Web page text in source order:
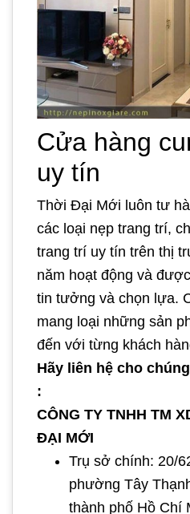
Cửa hàng
uy tín
Thời Đại Mới luôn tư
các loại nẹp trang trí,
trang trí uy tín trên thị
năm hoạt động và
tin tưởng và chọn lựa.
mang loại những sản
đến với từng khách
Hãy liên hệ cho
:
CÔNG TY TNHH TM
ĐẠI MỚI
Trụ sở chính: 20/
phường Tây
thành phố Hồ Chí